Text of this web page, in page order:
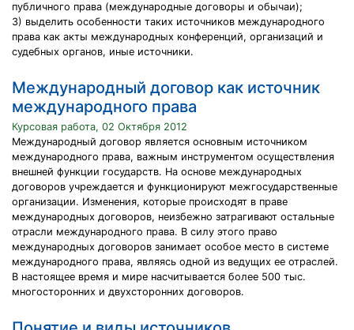
публичного права (международные договоры и обычаи);
3) выделить особенности таких источников международного
права как акты международных конференций, организаций и
судебных органов, иные источники.
Международный договор как источник
международного права
Курсовая работа, 02 Октября 2012
Международный договор является основным источником
международного права, важным инструментом осуществления
внешней функции государств. На основе международных
договоров учреждается и функционируют межгосударственные
организации. Изменения, которые происходят в праве
международных договоров, неизбежно затрагивают остальные
отрасли международного права. В силу этого право
международных договоров занимает особое место в системе
международного права, являясь одной из ведущих ее отраслей.
В настоящее время и мире насчитывается более 500 тыс.
многосторонних и двухсторонних договоров.